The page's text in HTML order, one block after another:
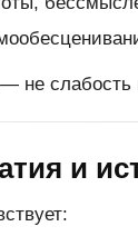
не слабость
и